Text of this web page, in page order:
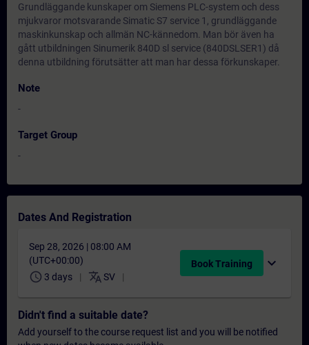
Grundläggande kunskaper om Siemens PLC-system och dess
mjukvaror motsvarande Simatic S7 service 1, grundläggande
maskinkunskap och allmän NC-kännedom. Man bör även ha
gått utbildningen Sinumerik 840D sl service (840DSLSER1) då
denna utbildning förutsätter att man har dessa förkunskaper.
Note
-
Target Group
-
Dates And Registration
Sep 28, 2026 | 08:00 AM
(UTC+00:00)
schedule 3 days translate SV
Book Training expand_more
Didn't find a suitable date?
Add yourself to the course request list and you will be notified